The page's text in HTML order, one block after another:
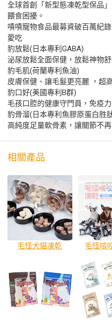
全球首創「新型態凍乾型保品
餵食困擾。
嘖嘖寵物食品最募資破百萬紀
愛吃
豹放鬆(日本專利GABA)
泌尿放鬆全面保健，放鬆神物
豹毛肌(荷蘭專利魚油)
皮膚保健、讓毛髮更亮麗 ，超
豹口好(美國專利B群)
毛孩口腔的健康守門員，免疫
豹骨溜(日本專利魚膠原蛋白胜
高純度足量軟骨素，讓關節不
相關產品
毛怪犬貓凍乾 毛怪啃